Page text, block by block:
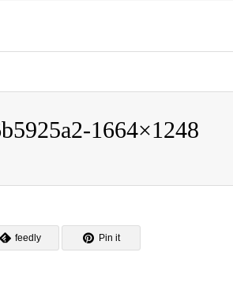
1664×1248
feedly Pin it